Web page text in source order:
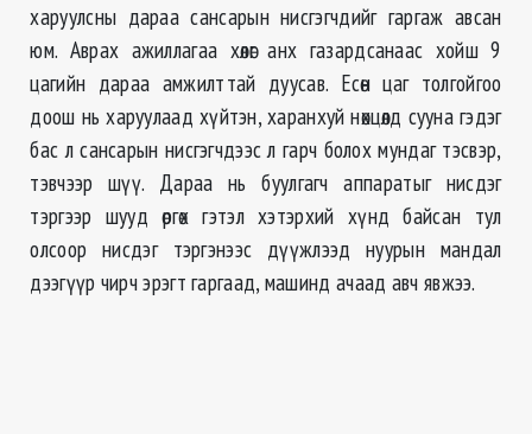
харуулсны дараа сансарын нисгэгчдийг гаргаж авсан
юм. Аврах ажиллагаа хөлөг анх газардсанаас хойш 9
цагийн дараа амжилттай дуусав. Есөн цаг толгойгоо
доош нь харуулаад хүйтэн, харанхуй нөхцөлд сууна гэдэг
бас л сансарын нисгэгчдээс л гарч болох мундаг тэсвэр,
тэвчээр шүү. Дараа нь буулгагч аппаратыг нисдэг
тэргээр шууд өргөх гэтэл хэтэрхий хүнд байсан тул
олсоор нисдэг тэргэнээс дүүжлээд нуурын мандал
дээгүүр чирч эрэгт гаргаад, машинд ачаад авч явжээ.